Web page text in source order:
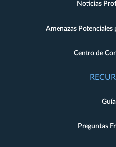
Noticias
Amenazas Potenciales
Centro de
Preguntas